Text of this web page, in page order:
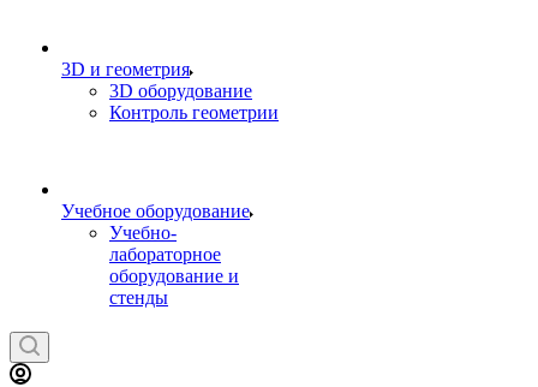
3D и геометрия
3D оборудование
Контроль геометрии
Учебное оборудование
Учебно-
лабораторное
оборудование и
стенды